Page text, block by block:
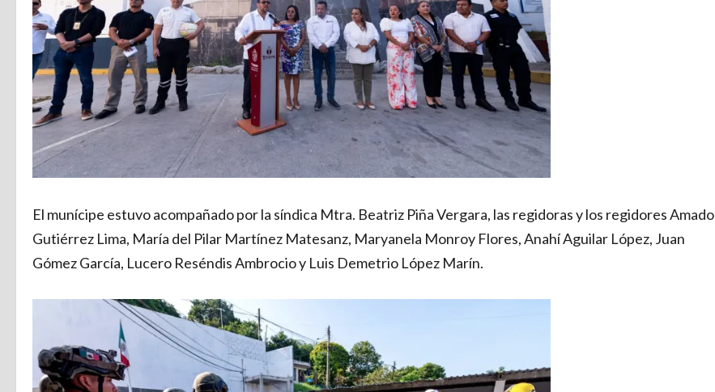
El munícipe estuvo acompañado por la síndica Mtra. Beatriz Piña Vergara, las regidoras y los regidores Amado
Gutiérrez Lima, María del Pilar Martínez Matesanz, Maryanela Monroy Flores, Anahí Aguilar López, Juan
Gómez García, Lucero Reséndis Ambrocio y Luis Demetrio López Marín.